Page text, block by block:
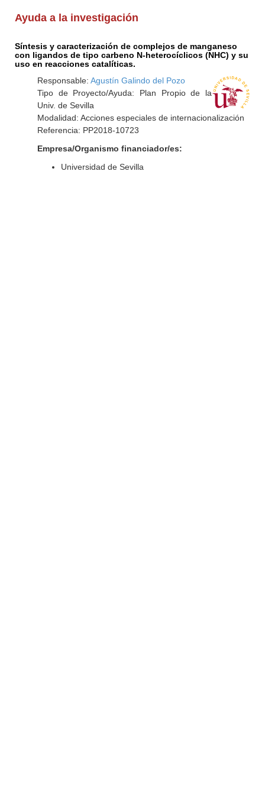
Ayuda a la investigación
Síntesis y caracterización de complejos de manganeso
con ligandos de tipo carbeno N-heterocíclicos (NHC) y su
uso en reacciones catalíticas.
Responsable: Agustín Galindo del Pozo
Tipo de Proyecto/Ayuda: Plan Propio de la
Univ. de Sevilla
Modalidad: Acciones especiales de internacionalización
Referencia: PP2018-10723
Empresa/Organismo financiador/es:
Universidad de Sevilla